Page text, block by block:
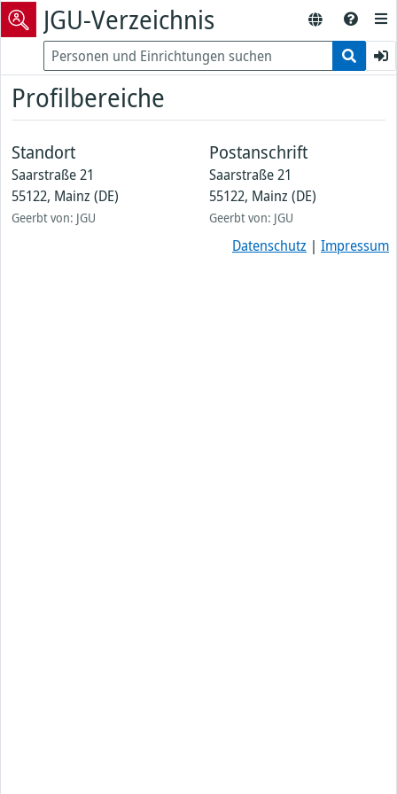
JGU-Verzeichnis
Profilbereiche
Standort
Saarstraße 21
55122, Mainz (DE)
Geerbt von: JGU
Postanschrift
Saarstraße 21
55122, Mainz (DE)
Geerbt von: JGU
Datenschutz | Impressum